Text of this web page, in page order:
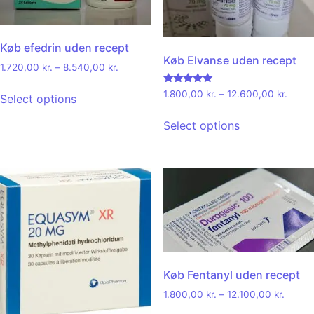
Køb efedrin uden recept
1.720,00 kr. – 8.540,00 kr.
Select options
Køb Elvanse uden recept
Rated
4.92
1.800,00 kr. – 12.600,00 kr.
Select options
Køb Fentanyl uden recept
1.800,00 kr. – 12.100,00 kr.